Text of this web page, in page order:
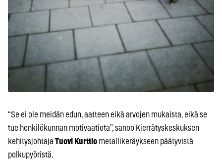
“Se ei ole meidän edun, aatteen eikä arvojen mukaista, eikä se
tue henkilökunnan motivaatiota”, sanoo Kierrätyskeskuksen
kehitysjohtaja Tuovi Kurttio metallikeräykseen päätyvistä
polkupyöristä.